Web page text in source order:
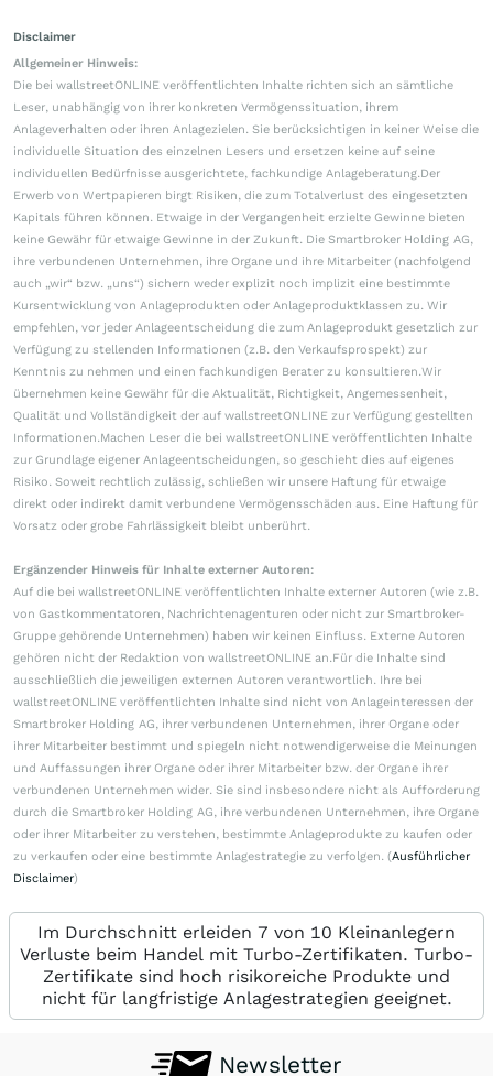
Disclaimer
Allgemeiner Hinweis:
Die bei wallstreetONLINE veröffentlichten Inhalte richten sich an sämtliche
Leser, unabhängig von ihrer konkreten Vermögenssituation, ihrem
Anlageverhalten oder ihren Anlagezielen. Sie berücksichtigen in keiner Weise die
individuelle Situation des einzelnen Lesers und ersetzen keine auf seine
individuellen Bedürfnisse ausgerichtete, fachkundige Anlageberatung.Der
Erwerb von Wertpapieren birgt Risiken, die zum Totalverlust des eingesetzten
Kapitals führen können. Etwaige in der Vergangenheit erzielte Gewinne bieten
keine Gewähr für etwaige Gewinne in der Zukunft. Die Smartbroker Holding AG,
ihre verbundenen Unternehmen, ihre Organe und ihre Mitarbeiter (nachfolgend
auch „wir“ bzw. „uns“) sichern weder explizit noch implizit eine bestimmte
Kursentwicklung von Anlageprodukten oder Anlageproduktklassen zu. Wir
empfehlen, vor jeder Anlageentscheidung die zum Anlageprodukt gesetzlich zur
Verfügung zu stellenden Informationen (z.B. den Verkaufsprospekt) zur
Kenntnis zu nehmen und einen fachkundigen Berater zu konsultieren.Wir
übernehmen keine Gewähr für die Aktualität, Richtigkeit, Angemessenheit,
Qualität und Vollständigkeit der auf wallstreetONLINE zur Verfügung gestellten
Informationen.Machen Leser die bei wallstreetONLINE veröffentlichten Inhalte
zur Grundlage eigener Anlageentscheidungen, so geschieht dies auf eigenes
Risiko. Soweit rechtlich zulässig, schließen wir unsere Haftung für etwaige
direkt oder indirekt damit verbundene Vermögensschäden aus. Eine Haftung für
Vorsatz oder grobe Fahrlässigkeit bleibt unberührt.
Ergänzender Hinweis für Inhalte externer Autoren:
Auf die bei wallstreetONLINE veröffentlichten Inhalte externer Autoren (wie z.B.
von Gastkommentatoren, Nachrichtenagenturen oder nicht zur Smartbroker-
Gruppe gehörende Unternehmen) haben wir keinen Einfluss. Externe Autoren
gehören nicht der Redaktion von wallstreetONLINE an.Für die Inhalte sind
ausschließlich die jeweiligen externen Autoren verantwortlich. Ihre bei
wallstreetONLINE veröffentlichten Inhalte sind nicht von Anlageinteressen der
Smartbroker Holding AG, ihrer verbundenen Unternehmen, ihrer Organe oder
ihrer Mitarbeiter bestimmt und spiegeln nicht notwendigerweise die Meinungen
und Auffassungen ihrer Organe oder ihrer Mitarbeiter bzw. der Organe ihrer
verbundenen Unternehmen wider. Sie sind insbesondere nicht als Aufforderung
durch die Smartbroker Holding AG, ihre verbundenen Unternehmen, ihre Organe
oder ihrer Mitarbeiter zu verstehen, bestimmte Anlageprodukte zu kaufen oder
zu verkaufen oder eine bestimmte Anlagestrategie zu verfolgen. (Ausführlicher
Disclaimer)
Im Durchschnitt erleiden 7 von 10 Kleinanlegern
Verluste beim Handel mit Turbo-Zertifikaten. Turbo-
Zertifikate sind hoch risikoreiche Produkte und
nicht für langfristige Anlagestrategien geeignet.
Newsletter